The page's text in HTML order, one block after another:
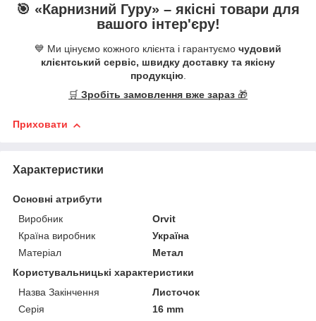
🎯 «Карнизний Гуру» – якісні товари для
вашого інтер'єру!
💙 Ми цінуємо кожного клієнта і гарантуємо чудовий
клієнтський сервіс, швидку доставку та якісну
продукцію.
🛒 Зробіть замовлення вже зараз 🎁
Приховати
Характеристики
Основні атрибути
Виробник
Orvit
Країна виробник
Україна
Матеріал
Метал
Користувальницькі характеристики
Назва Закінчення
Листочок
Серія
16 mm